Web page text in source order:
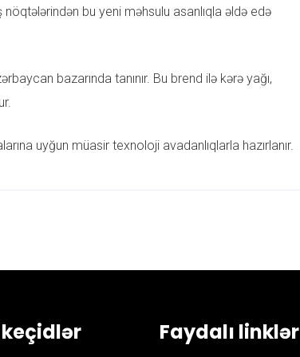
nöqtələrindən bu yeni məhsulu asanlıqla əldə edə
bazarında tanınır. Bu brend ilə kərə yağı,
uyğun müasir texnoloji avadanlıqlarla hazırlanır.
Faydalı linklər